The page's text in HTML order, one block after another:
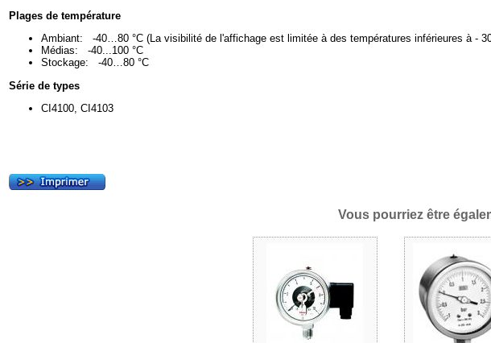
Plages de température
Ambiant: -40…80 °C (La visibilité de l'affichage est limitée à des températures inférieures à -
Médias: -40...100 °C
Stockage: -40…80 °C
Série de types
CI4100, CI4103
Vous pourriez être